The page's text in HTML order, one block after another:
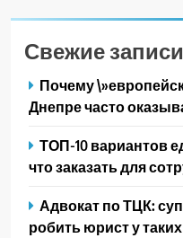
Свежие записи
Почему
Днепре часто
ТОП-10 вариантов
что заказать для
Адвокат по ТЦК:
робить юрист у таких